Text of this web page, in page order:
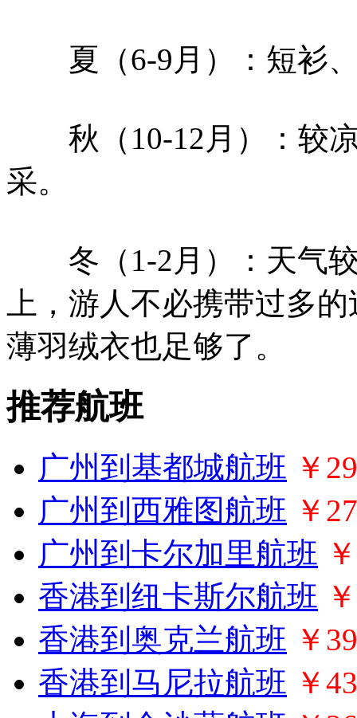
夏（6-9月）：短衫
秋（10-12月）：较凉
采。
冬（1-2月）：天气较
上，游人不必携带过多
薄羽绒衣也足够了。
推荐航班
广州到基都城航班 ￥
广州到西雅图航班 ￥
广州到卡尔加里航班
香港到纽卡斯尔航班
香港到奥克兰航班 ￥
香港到马尼拉航班 ￥